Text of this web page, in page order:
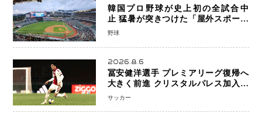
韓国プロ野球が史上初の全試合中
止 猛暑が突きつけた「屋外スポーツ
の限界」 日本発のドーム型施設時代
野球
2026.8.6
冨安健洋選手 プレミアリーグ復帰へ
大きく前進 クリスタルパレス加入目
前 メディカルチェックも通過
サッカー